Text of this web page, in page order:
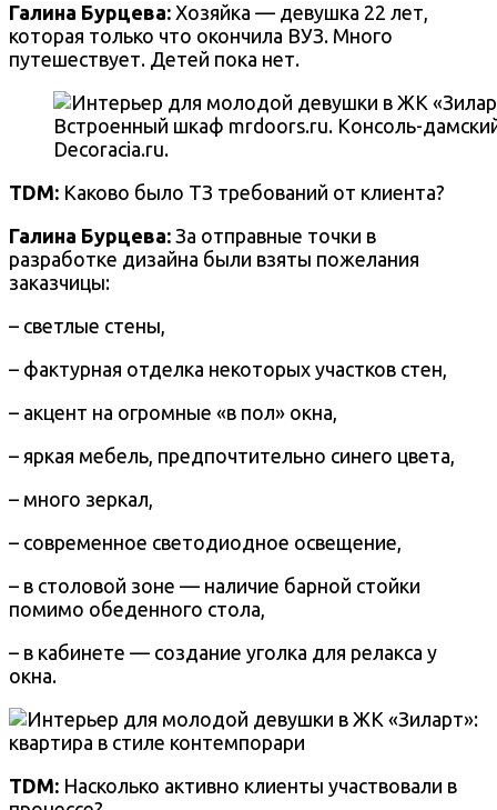
Галина Бурцева: Хозяйка — девушка 22 лет,
которая только что окончила ВУЗ. Много
путешествует. Детей пока нет.
Встроенный шкаф mrdoors.ru. Консоль-
Decoracia.ru.
TDM: Каково было ТЗ требований от клиента?
Галина Бурцева: За отправные точки в
разработке дизайна были взяты пожелания
заказчицы:
– светлые стены,
– фактурная отделка некоторых участков стен,
– акцент на огромные «в пол» окна,
– яркая мебель, предпочтительно синего цвета,
– много зеркал,
– современное светодиодное освещение,
– в столовой зоне — наличие барной стойки
помимо обеденного стола,
– в кабинете — создание уголка для релакса у
окна.
TDM: Насколько активно клиенты участвовали в